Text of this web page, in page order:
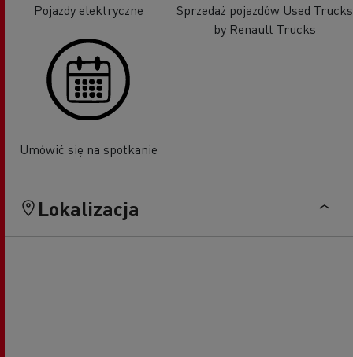
Pojazdy elektryczne
Sprzedaż pojazdów Used Trucks
by Renault Trucks
Umówić się na spotkanie
Lokalizacja